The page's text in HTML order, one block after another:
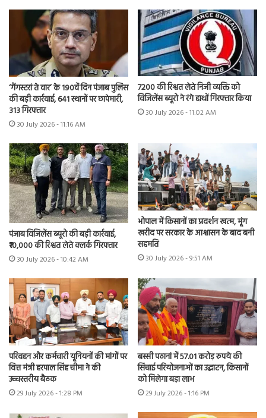
‘गैंगस्टरां ते वार’ के 190वें दिन पंजाब पुलिस
की बड़ी कार्रवाई, 641 स्थानों पर छापेमारी,
313 गिरफ्तार
30 July 2026 - 11:16 AM
7200 की रिश्वत लेते निजी व्यक्ति को
विजिलेंस ब्यूरो ने रंगे हाथों गिरफ्तार किया
30 July 2026 - 11:02 AM
पंजाब विजिलेंस ब्यूरो की बड़ी कार्रवाई,
₹10,000 की रिश्वत लेते क्लर्क गिरफ्तार
30 July 2026 - 10:42 AM
भोपाल में किसानों का प्रदर्शन खत्म, मूंग
खरीद पर सरकार के आश्वासन के बाद बनी
सहमति
30 July 2026 - 9:51 AM
परिवहन और कर्मचारी यूनियनों की मांगों पर
वित्त मंत्री हरपाल सिंह चीमा ने की
उच्चस्तरीय बैठक
29 July 2026 - 1:28 PM
बस्सी पठानां में 57.01 करोड़ रुपये की
सिंचाई परियोजनाओं का उद्घाटन, किसानों
को मिलेगा बड़ा लाभ
29 July 2026 - 1:16 PM